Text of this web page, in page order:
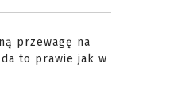
przewagę na
to prawie jak w